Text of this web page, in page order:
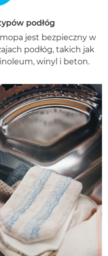
podłóg
jest bezpieczny w
podłóg, takich jak
winyl i beton.